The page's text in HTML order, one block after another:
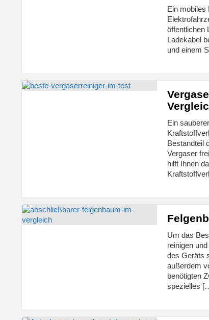
Ein mobiles
öffentlichen
Ladekabel
und einem
Ein
Bestandteil
Vergaser
hilft Ihnen
Um das
reinigen
des Geräts
außerdem
benötigten
spezielles